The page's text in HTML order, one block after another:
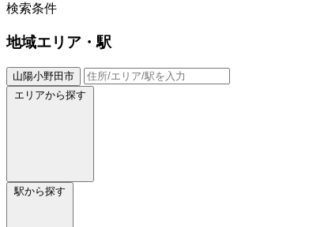
検索条件
地域エリア・駅
山陽小野田市
エリアから探す
駅から探す